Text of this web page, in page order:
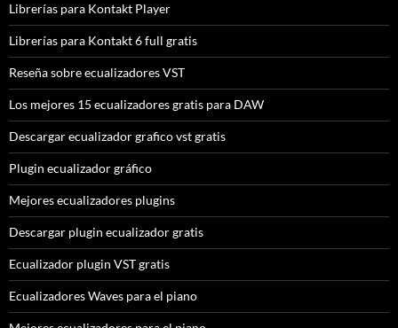
Librerías para Kontakt Player
Librerías para Kontakt 6 full gratis
Reseña sobre ecualizadores VST
Los mejores 15 ecualizadores gratis para DAW
Descargar ecualizador grafico vst gratis
Plugin ecualizador gráfico
Mejores ecualizadores plugins
Descargar plugin ecualizador gratis
Ecualizador plugin VST gratis
Ecualizadores Waves para el piano